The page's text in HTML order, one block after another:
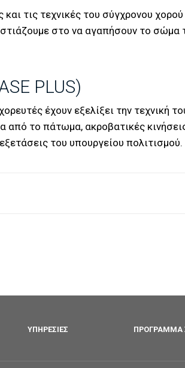
τις τεχνικές του σύγχρονου
στο να αγαπήσουν το σώμα
PLUS)
έχουν εξελίξει την τεχνική
το πάτωμα, ακροβατικές
του υπουργείου πολιτισμού.
ΥΠΗΡΕΣΊΕΣ ΠΡΌΓΡΑΜΜΑ